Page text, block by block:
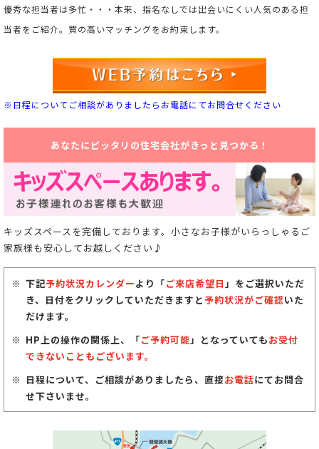
優秀な担当者は多忙・・・本来、指名なしでは出会いにくい人気のある担
当者をご紹介。 質の高いマッチングをお約束します。
※日程についてご相談がありましたらお電話にてお問合せください
あなたにピッタリの住宅会社がきっと見つかる！
キッズスペースを完備しております。小さなお子様がいらっしゃるご
家族様も安心してお越しください♪
下記予約状況カレンダーより「ご来店希望日 」をご選択いただ
き、日付をクリックしていただきますと予約状況がご確認いた
だけます。
HP上の操作の関係上、「ご予約可能 」となっていてもお受付
できないこともございます。
日程について、ご相談がありましたら、直接お電話にてお問合
せ下さいませ。